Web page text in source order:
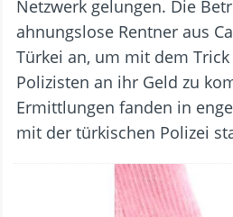
Netzwerk gelungen. Die
ahnungslose Rentner aus
Türkei an, um mit dem
Polizisten an ihr Geld zu
Ermittlungen fanden in
mit der türkischen Polizei